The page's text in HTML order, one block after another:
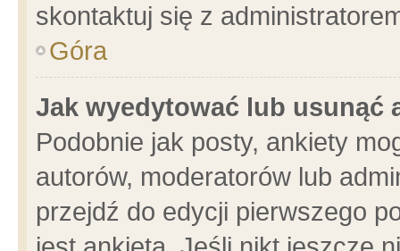
skontaktuj się z
Góra
Jak wyedytować lub usunąć
Podobnie jak posty, ankiety
autorów, moderatorów lub
przejdź do edycji pierwszego